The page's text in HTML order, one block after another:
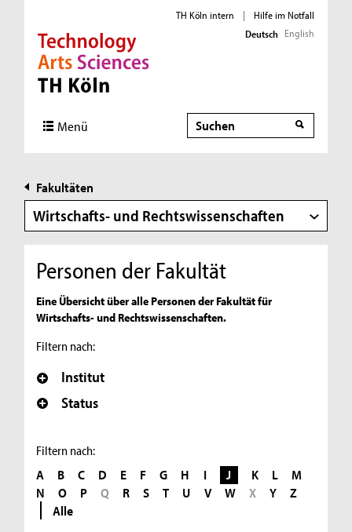
Direkt zur Hauptnavigation
Direkt zur Subnavigation
Direkt zum Inhalt
Direkt zum Fußbereich
TH Köln intern |
Hilfe im Notfall
Deutsch English
Menü Suche
Suche
Fakultäten
Wirtschafts- und Rechtswissenschaften
Personen der Fakultät
Eine Übersicht über alle Personen der Fakultät für
Wirtschafts- und Rechtswissenschaften.
Filtern nach:
Institut
Status
Filtern nach:
A B C D E F G H I J K L
M
N
O P Q R S T U V W X Y
Z
Alle